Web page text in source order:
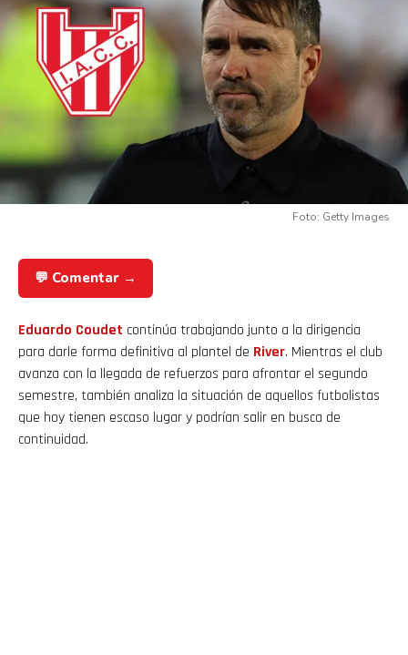
Foto: Getty Images
💬 Comentar →
Eduardo Coudet continúa trabajando junto a la dirigencia
para darle forma definitiva al plantel de River. Mientras el club
avanza con la llegada de refuerzos para afrontar el segundo
semestre, también analiza la situación de aquellos futbolistas
que hoy tienen escaso lugar y podrían salir en busca de
continuidad.